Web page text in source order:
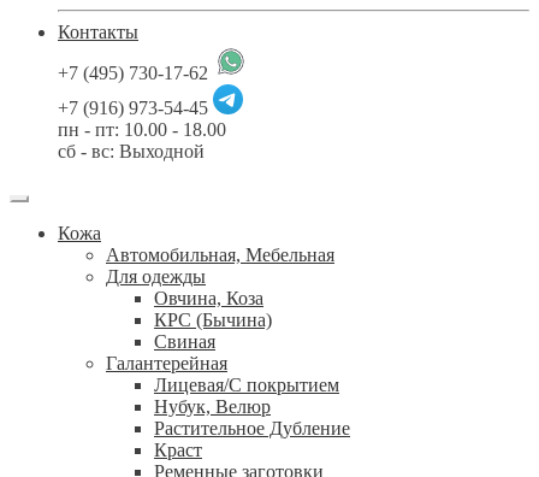
Контакты
+7 (495) 730-17-62
+7 (916) 973-54-45
пн - пт: 10.00 - 18.00
сб - вс: Выходной
Кожа
Автомобильная, Мебельная
Для одежды
Овчина, Коза
КРС (Бычина)
Свиная
Галантерейная
Лицевая/С покрытием
Нубук, Велюр
Растительное Дубление
Краст
Ременные заготовки